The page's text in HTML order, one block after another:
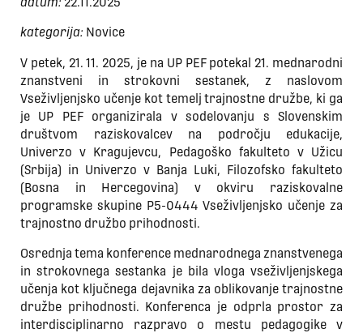
kategorija: Novice
V petek, 21. 11. 2025, je na UP PEF potekal 21. mednarodni
znanstveni in strokovni sestanek, z naslovom
Vseživljenjsko učenje kot temelj trajnostne družbe, ki ga
je UP PEF organizirala v sodelovanju s Slovenskim
društvom raziskovalcev na področju edukacije,
Univerzo v Kragujevcu, Pedagoško fakulteto v Užicu
(Srbija) in Univerzo v Banja Luki, Filozofsko fakulteto
(Bosna in Hercegovina) v okviru raziskovalne
programske skupine P5-0444 Vseživljenjsko učenje za
trajnostno družbo prihodnosti.
Osrednja tema konference mednarodnega znanstvenega
in strokovnega sestanka je bila vloga vseživljenjskega
učenja kot ključnega dejavnika za oblikovanje trajnostne
družbe prihodnosti. Konferenca je odprla prostor za
interdisciplinarno razpravo o mestu pedagogike v